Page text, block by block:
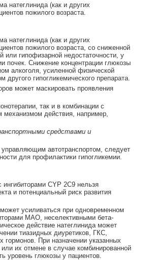
натеглинида (как и других
пожилого возраста.
натеглинида (как и других
пожилого возраста, со сниженной
или гипофизарной недостаточности, у
Снижение концентрации глюкозы
алкоголя, усиленной физической
гипогликемического препарата.
может маскировать проявления
так и в комбинации с
механизмом действия, например,
средствами и
автотранспортом, следует
для профилактики гипогликемии.
ингибиторами CYP 2С9 нельзя
и потенциальный риск развития
усиливаться при одновременном
МАО, неселективными бета-
действие натеглинида может
тиазидных диуретиков, ГКС,
гормонов. При назначении указанных
их отмене в случае комбинированной
уровень глюкозы у пациентов.